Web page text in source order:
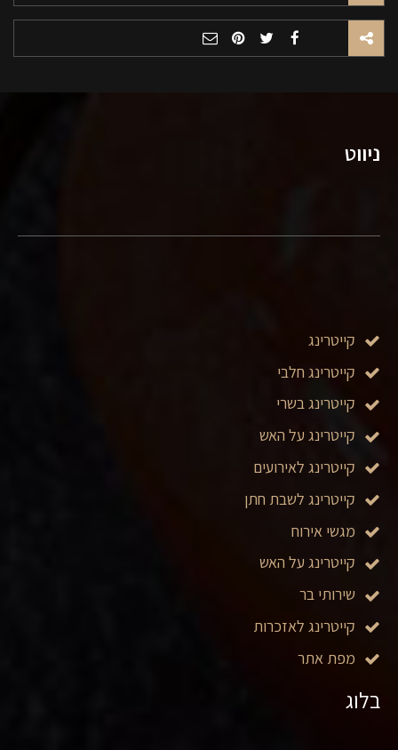
בלוג
ניווט
קייטרינג
קייטרינג חלבי
קייטרינג בשרי
קייטרינג על האש
קייטרינג לאירועים
קייטרינג לשבת חתן
מגשי אירוח
קייטרינג על האש
שירותי בר
קייטרינג לאזכרות
מפת אתר